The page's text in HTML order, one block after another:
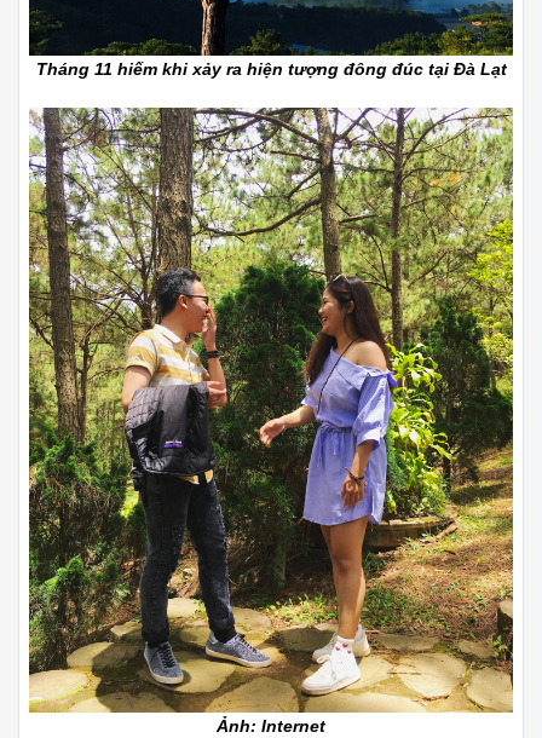
Tháng 11 hiếm khi xảy ra hiện tượng đông đúc tại Đà Lạt
Ảnh: Internet